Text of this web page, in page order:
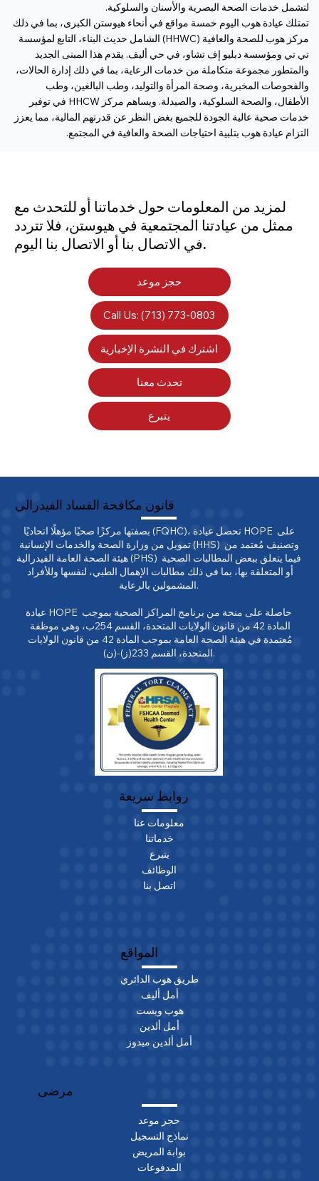
لتشمل خدمات الصحة البصرية والأسنان والسلوكية.
تمتلك عيادة هوب اليوم خمسة مواقع في أنحاء هيوستن الكبرى، بما في ذلك
مركز هوب للصحة والعافية (HHWC) الشامل حديث البناء، التابع لمؤسسة
تي تي ومؤسسة دبليو إف تشاو، في حي أليف. يقدم هذا المبنى الجديد
والمتطور مجموعة متكاملة من خدمات الرعاية، بما في ذلك إدارة الحالات،
والفحوصات المخبرية، وصحة المرأة والتوليد، وطب البالغين، وطب
الأطفال، والصحة السلوكية، والصيدلة. ويساهم مركز HHCW في توفير
خدمات صحية عالية الجودة للجميع بغض النظر عن قدرتهم المالية، مما يعزز
التزام عيادة هوب بتلبية احتياجات الصحة والعافية في المجتمع.
لمزيد من المعلومات حول خدماتنا أو للتحدث مع
ممثل من عيادتنا المجتمعية في هيوستن، فلا تتردد
في الاتصال بنا أو الاتصال بنا اليوم.
حجز موعد
Call Us: (713) 773-0803
اشترك في النشرة الإخبارية
تحدث معنا
يتبرع
روابط سريعة
معلومات عنا
خدماتنا
يتبرع
الوظائف
اتصل بنا
المواقع
طريق هوب الدائري
أمل أليف
هوب ويست
أمل ألدين
أمل ألدين ميدوز
مرضى
حجز موعد
نماذج التسجيل
بوابة المريض
المدفوعات
قانون مكافحة الفساد الفيدرالي
بصفتها مركزًا صحيًا مؤهلًا اتحاديًا (FQHC)، تحصل عيادة HOPE على
تمويل من وزارة الصحة والخدمات الإنسانية (HHS) وتصنيف مُعتمد من
هيئة الصحة العامة الفيدرالية (PHS) فيما يتعلق ببعض المطالبات الصحية
المشمولين بالرعاية.
عيادة HOPE حاصلة على منحة من برنامج المراكز الصحية بموجب
المتحدة، القسم 233(ز)-(ن).